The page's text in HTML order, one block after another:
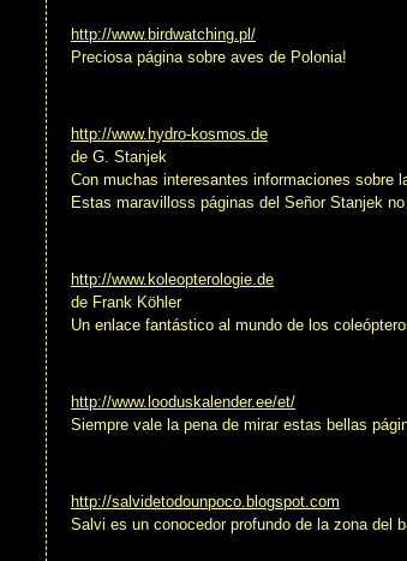
http://www.birdwatching.pl/
Preciosa página sobre aves de Polonia!
http://www.hydro-kosmos.de
de G. Stanjek
Con muchas interesantes informaciones sobre
Estas maravilloss páginas del Señor Stanjek
http://www.koleopterologie.de
de Frank Köhler
Un enlace fantástico al mundo de los
http://www.looduskalender.ee/et/
Siempre vale la pena de mirar estas bellas
http://salvidetodounpoco.blogspot.com
Salvi es un conocedor profundo de la zona del